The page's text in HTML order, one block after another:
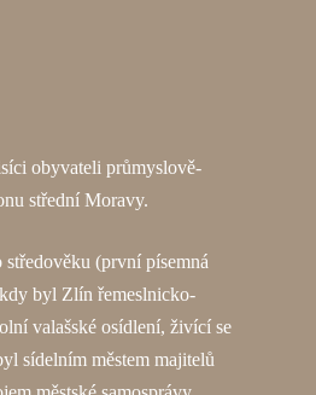
obyvateli průmyslově-
střední Moravy.
středověku (první písemná
byl Zlín řemeslnicko-
valašské osídlení, živící se
sídelním městem majitelů